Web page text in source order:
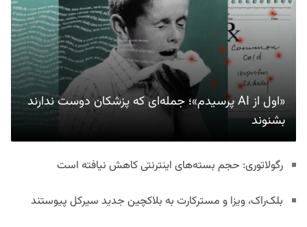
«اول از AI پرسیدم»؛ جمله‌ای که پزشکان دوست ندارند
بشنوند
رگولاتوری: حجم بسته‌های اینترنتی کاهش نیافته است
بلک‌راک، ویزا و مسترکارت به بلاکچین جدید سیرکل پیوستند